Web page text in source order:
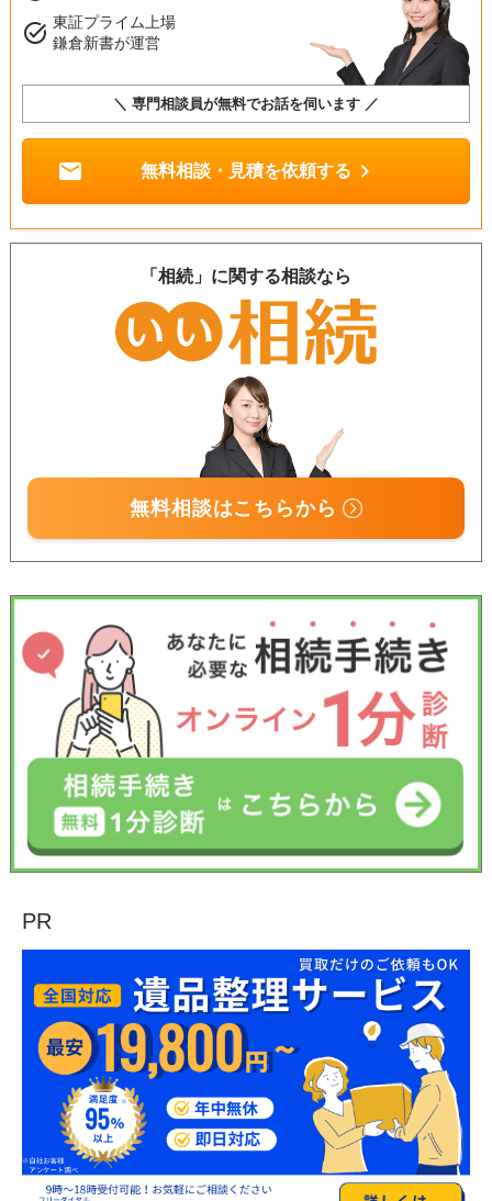
task_alt 東証プライム上場
鎌倉新書が運営
＼ 専門相談員が無料でお話を伺います ／
mail 無料相談・見積を依頼する chevron_right
「相続」に関する相談なら
無料相談はこちらから
PR